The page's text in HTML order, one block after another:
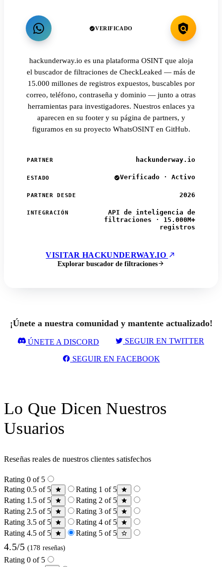
VERIFICADO
hackunderway.io es una plataforma OSINT que aloja
el buscador de filtraciones de CheckLeaked — más de
15.000 millones de registros expuestos, buscables por
correo, teléfono, contraseña y dominio — junto a otras
herramientas para investigadores. Nuestros enlaces ya
aparecen en su footer y su página de partners, y
figuramos en su proyecto WhatsOSINT en GitHub.
PARTNER hackunderway.io
ESTADO Verificado · Activo
PARTNER DESDE 2026
INTEGRACIÓN
API de inteligencia de
filtraciones · 15.000M+
registros
VISITAR HACKUNDERWAY.IO
Explorar buscador de filtraciones
¡Únete a nuestra comunidad y mantente actualizado!
ÚNETE A DISCORD SEGUIR EN TWITTER
SEGUIR EN FACEBOOK
Lo Que Dicen Nuestros
Usuarios
Reseñas reales de nuestros clientes satisfechos
Rating 0 of 5
Rating 0.5 of 5
Rating 1 of 5
Rating 1.5 of 5
Rating 2 of 5
Rating 2.5 of 5
Rating 3 of 5
Rating 3.5 of 5
Rating 4 of 5
Rating 4.5 of 5
Rating 5 of 5
4.5/5 (178 reseñas)
Rating 0 of 5